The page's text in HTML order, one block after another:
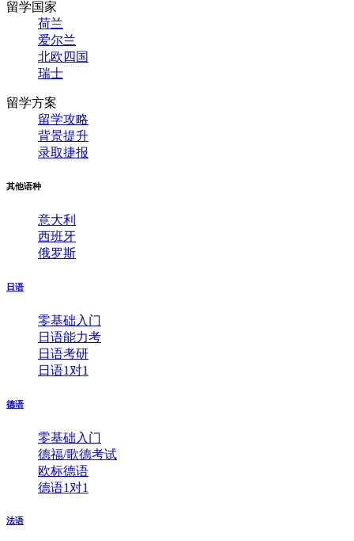
留学国家
荷兰
爱尔兰
北欧四国
瑞士
留学方案
留学攻略
背景提升
录取捷报
其他语种
意大利
西班牙
俄罗斯
日语
零基础入门
日语能力考
日语考研
日语1对1
德语
零基础入门
德福/歌德考试
欧标德语
德语1对1
法语